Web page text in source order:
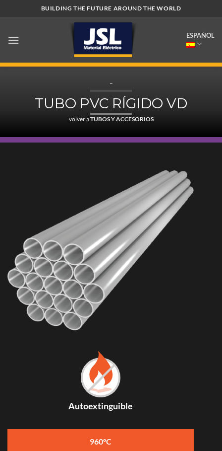
BUILDING THE FUTURE AROUND THE WORLD
ESPAÑOL
–
TUBO PVC RÍGIDO VD
volver aTUBOS Y ACCESORIOS
Autoextinguible
960ºC